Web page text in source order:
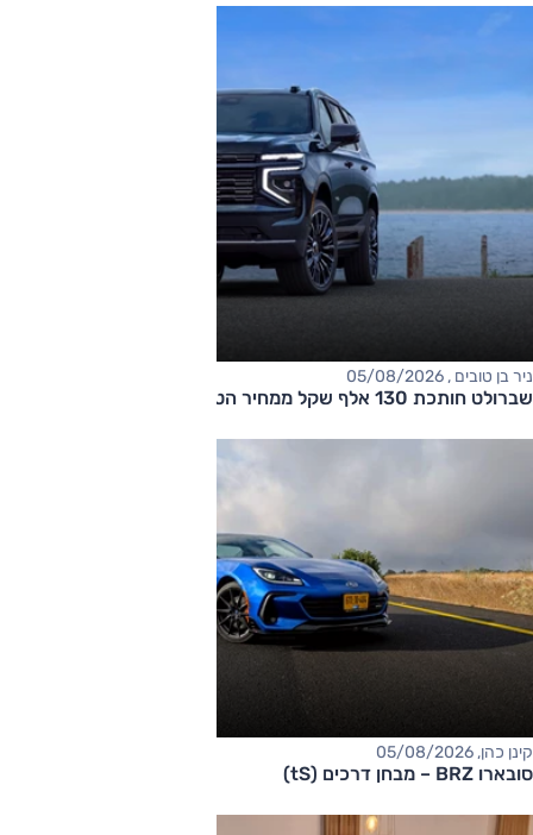
ניר בן טובים , 05/08/2026
שברולט חותכת 130 אלף שקל ממחיר הטאהו
קינן כהן, 05/08/2026
סובארו BRZ – מבחן דרכים (tS)